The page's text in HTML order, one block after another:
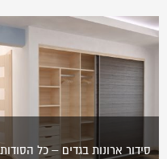
סידור ארונות בגדים – כל הסודות